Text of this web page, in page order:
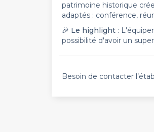
patrimoine historique
adaptés : conférence,
🎉 Le highlight :
possibilité d'avoir un
Besoin de contacter